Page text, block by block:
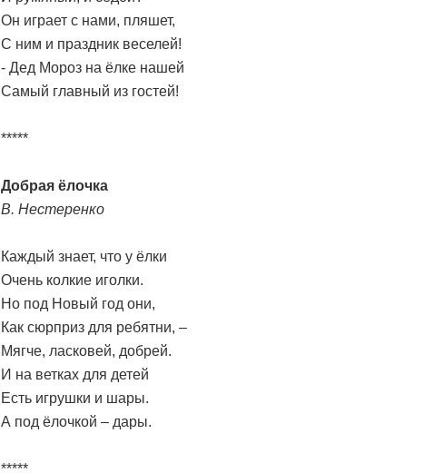
Он играет с нами, пляшет,
С ним и праздник веселей!
- Дед Мороз на ёлке нашей
Самый главный из гостей!
*****
Добрая ёлочка
В. Нестеренко
Каждый знает, что у ёлки
Очень колкие иголки.
Но под Новый год они,
Как сюрприз для ребятни, –
Мягче, ласковей, добрей.
И на ветках для детей
Есть игрушки и шары.
А под ёлочкой – дары.
*****